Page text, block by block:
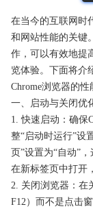
在当今的互联网时
和网站性能的关键
作，可以有效地提
览体验。下面将介
Chrome浏览器的性
一、启动与关闭优
1. 快速启动：确保
整“启动时运行”设
页”设置为“自动”
在新标签页中打开
2. 关闭浏览器：在
F12）而不是点击